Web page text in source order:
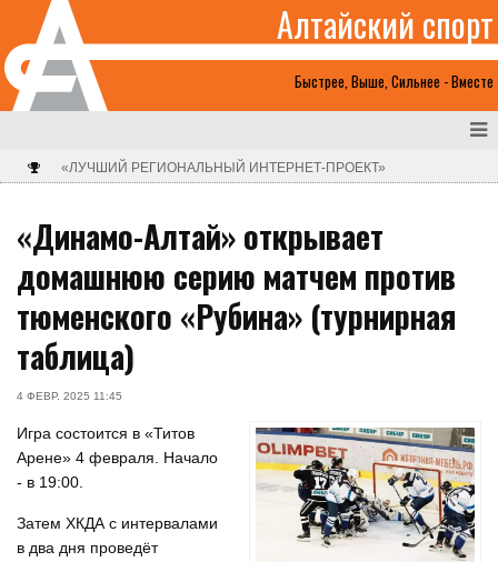
Быстрее, Выше, Сильнее - Вместе
Алтайский спорт
«ЛУЧШИЙ РЕГИОНАЛЬНЫЙ ИНТЕРНЕТ-ПРОЕКТ»
«Динамо-Алтай» открывает
домашнюю серию матчем против
тюменского «Рубина» (турнирная
таблица)
4 ФЕВР. 2025 11:45
Игра состоится в «Титов
Арене» 4 февраля. Начало
- в 19:00.
Затем ХКДА с интервалами
в два дня проведёт